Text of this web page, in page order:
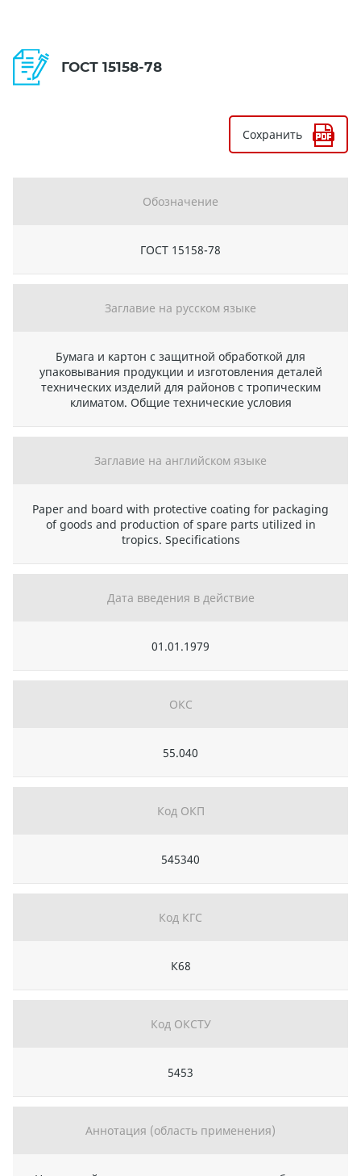
ГОСТ 15158-78
Сохранить
Обозначение
ГОСТ 15158-78
Заглавие на русском языке
Бумага и картон с защитной обработкой для
упаковывания продукции и изготовления деталей
технических изделий для районов с тропическим
климатом. Общие технические условия
Заглавие на английском языке
Paper and board with protective coating for packaging
of goods and production of spare parts utilized in
tropics. Specifications
Дата введения в действие
01.01.1979
ОКС
55.040
Код ОКП
545340
Код КГС
К68
Код ОКСТУ
5453
Аннотация (область применения)